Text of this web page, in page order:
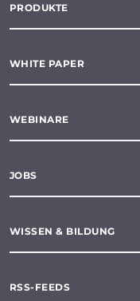
PRODUKTE
WHITE PAPER
WEBINARE
JOBS
WISSEN & BILDUNG
RSS-FEEDS